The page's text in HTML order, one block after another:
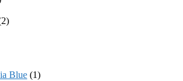
Blue (1)